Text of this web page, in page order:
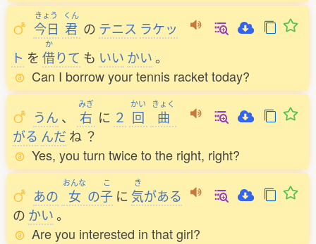
きょう
今日
くん
君 の テニス ラケッ
ト を
か
借りて も いい かい。
Can I borrow your tennis racket today?
うん 、
みぎ
右 に ２
かい
回
きょく
曲
がる んだ ね ？
Yes, you turn twice to the right, right?
あの
おんな
女 の
こ
子 に
き
気がある
の かい。
Are you interested in that girl?